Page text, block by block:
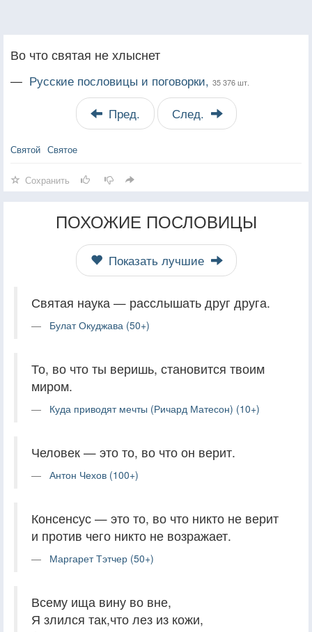
Во что святая не хлыснет
— Русские пословицы и поговорки, 35 376 шт.
Пред. След.
Святой Святое
Сохранить
ПОХОЖИЕ ПОСЛОВИЦЫ
Показать лучшие
Святая наука — расслышать друг друга.
Булат Окуджава (50+)
То, во что ты веришь, становится твоим
миром.
Куда приводят мечты (Ричард Матесон) (10+)
Человек — это то, во что он верит.
Антон Чехов (100+)
Консенсус — это то, во что никто не верит
и против чего никто не возражает.
Маргарет Тэтчер (50+)
Всему ища вину во вне,
Я злился так,что лез из кожи,